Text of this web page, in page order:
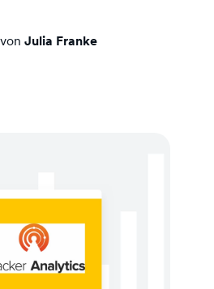
von Julia Franke